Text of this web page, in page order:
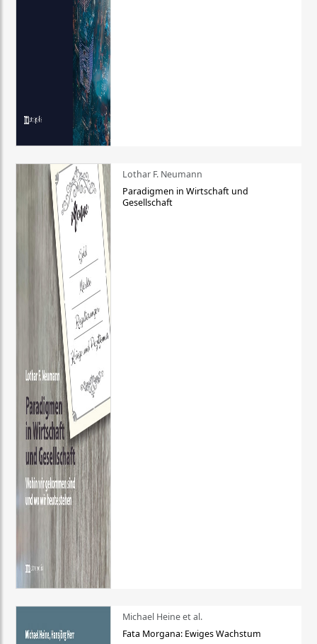
Lothar F. Neumann
Paradigmen in Wirtschaft und
Gesellschaft
Michael Heine et al.
Fata Morgana: Ewiges Wachstum